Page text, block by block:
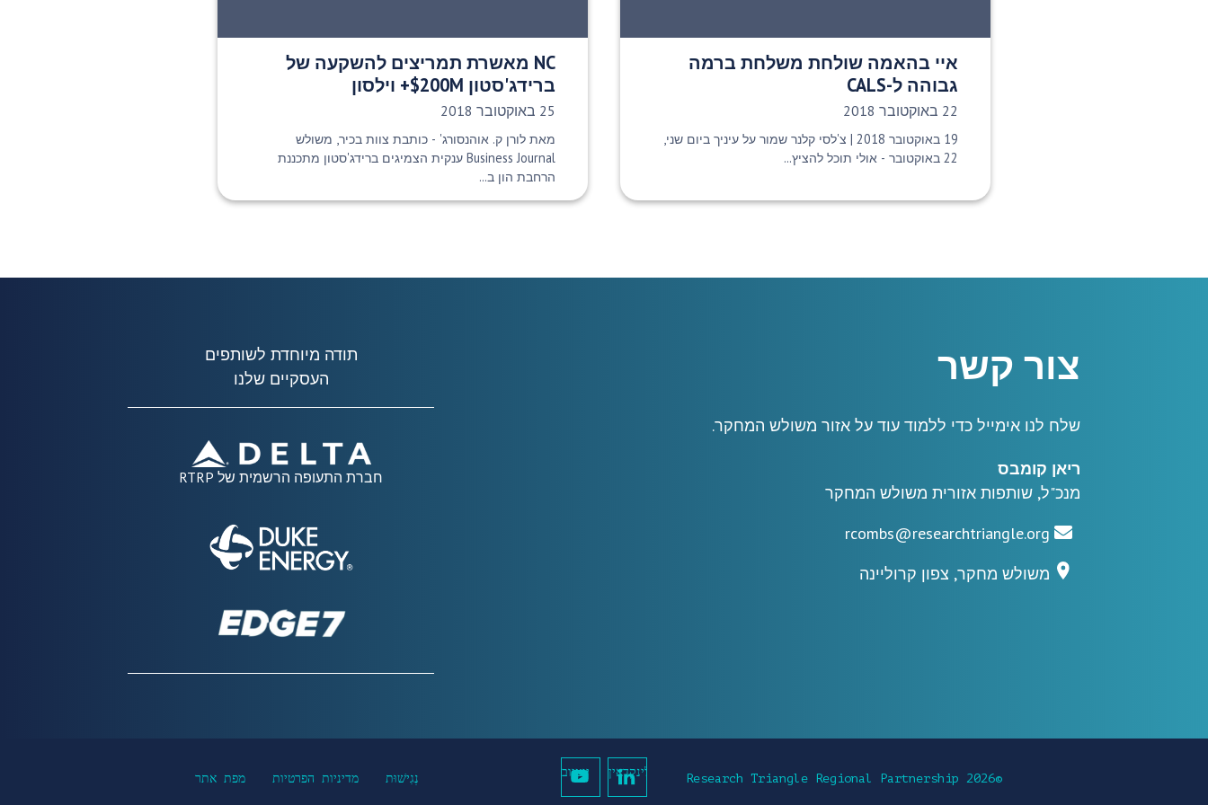
איי בהאמה שולחת משלחת ברמה
גבוהה ל-CALS
תאריך פרסום:
22 באוקטובר 2018
19 באוקטובר 2018 | צ'לסי קלנר שמור על עיניך ביום שני,
22 באוקטובר - אולי תוכל להציץ...
NC מאשרת תמריצים להשקעה של
ברידג'סטון $200M+ וילסון
תאריך פרסום:
25 באוקטובר 2018
מאת לורן ק. אוהנסורג' - כותבת צוות בכיר, משולש
Business Journal ענקית הצמיגים ברידג'סטון מתכננת
הרחבת הון ב...
צור קשר
שלח לנו אימייל כדי ללמוד עוד על אזור משולש המחקר.
ריאן קומבס
מנכ"ל, שותפות אזורית משולש המחקר
rcombs@researchtriangle.org
משולש מחקר, צפון קרוליינה
תודה מיוחדת לשותפים
העסקיים שלנו
חברת התעופה הרשמית של RTRP
©2026 Research Triangle Regional Partnership לינקדאין יוטיוב נְגִישׁוּת מדיניות הפרטיות מפת אתר